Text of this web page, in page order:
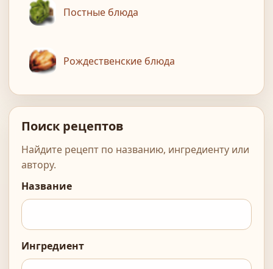
Постные блюда
Рождественские блюда
Поиск рецептов
Найдите рецепт по названию, ингредиенту или
автору.
Название
Ингредиент